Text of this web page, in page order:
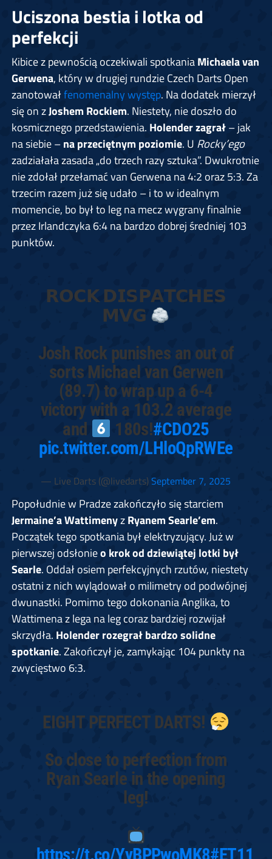
Uciszona bestia i lotka od
perfekcji
Kibice z pewnością oczekiwali spotkaniaMichaela van
Gerwena, który w drugiej rundzie Czech Darts Open
zanotowałfenomenalny występ. Na dodatek mierzył
się on zJoshem Rockiem. Niestety, nie doszło do
kosmicznego przedstawienia. Holender zagrał– jak
na siebie –na przeciętnym poziomie. U Rocky’ego
zadziałała zasada „do trzech razy sztuka”. Dwukrotnie
nie zdołał przełamać van Gerwena na 4:2 oraz 5:3. Za
trzecim razem już się udało – i to w idealnym
momencie, bo był to leg na mecz wygrany finalnie
przez Irlandczyka 6:4 na bardzo dobrej średniej 103
punktów.
𝗥𝗢𝗖𝗞 𝗗𝗜𝗦𝗣𝗔𝗧𝗖𝗛𝗘𝗦
𝗠𝗩𝗚
Josh Rock punishes an out of
sorts Michael van Gerwen
(89.7) to wrap up a 6-4
victory with a 103.2 average
and
180s!#CDO25
pic.twitter.com/LHloQpRWEe
— Live Darts (@livedarts)September 7, 2025
Popołudnie w Pradze zakończyło się starciem
Jermaine’a WattimenyzRyanem Searle’em.
Początek tego spotkania był elektryzujący. Już w
pierwszej odsłonieo krok od dziewiątej lotki był
Searle. Oddał osiem perfekcyjnych rzutów, niestety
ostatni z nich wylądował o milimetry od podwójnej
dwunastki. Pomimo tego dokonania Anglika, to
Wattimena z lega na leg coraz bardziej rozwijał
skrzydła. Holender rozegrał bardzo solidne
spotkanie. Zakończył je, zamykając 104 punkty na
zwycięstwo 6:3.
EIGHT PERFECT DARTS!
So close to perfection from
Ryan Searle in the opening
leg!
https://t.co/YyBPPwoMK8#ET11